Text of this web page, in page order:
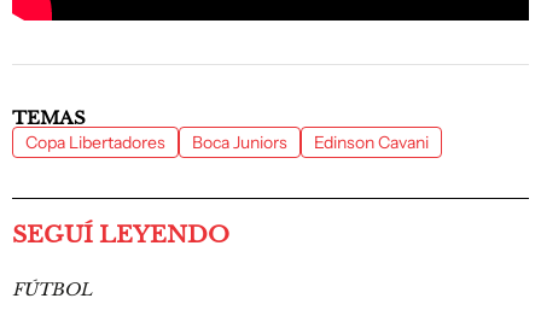
TEMAS
Copa Libertadores Boca Juniors Edinson Cavani
SEGUÍ LEYENDO
FÚTBOL